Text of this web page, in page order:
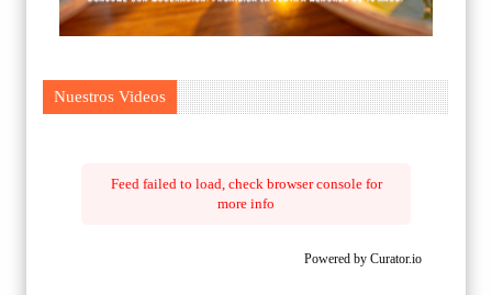
Nuestros Videos
Feed failed to load, check browser console for
more info
Powered by Curator.io